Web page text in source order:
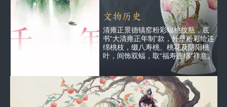
文物历史
清雍正景德镇窑粉彩蝠桃纹瓶，底
书“大清雍正年制”款，外壁粉彩绘连
绵桃枝，缀八寿桃、桃花及阴阳桃
叶，间饰双蝠，取“福寿连绵”祥意。